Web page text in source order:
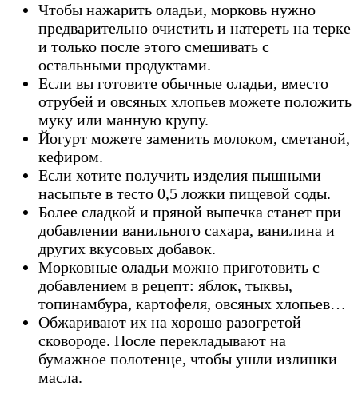
Чтобы нажарить оладьи, морковь нужно
предварительно очистить и натереть на терке
и только после этого смешивать с
остальными продуктами.
Если вы готовите обычные оладьи, вместо
отрубей и овсяных хлопьев можете положить
муку или манную крупу.
Йогурт можете заменить молоком, сметаной,
кефиром.
Если хотите получить изделия пышными —
насыпьте в тесто 0,5 ложки пищевой соды.
Более сладкой и пряной выпечка станет при
добавлении ванильного сахара, ванилина и
других вкусовых добавок.
Морковные оладьи можно приготовить с
добавлением в рецепт: яблок, тыквы,
топинамбура, картофеля, овсяных хлопьев…
Обжаривают их на хорошо разогретой
сковороде. После перекладывают на
бумажное полотенце, чтобы ушли излишки
масла.